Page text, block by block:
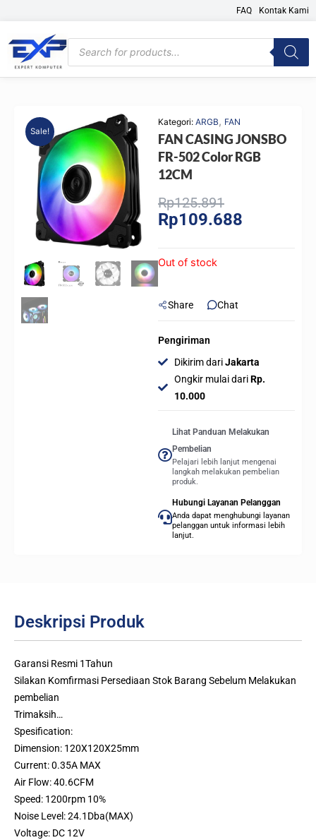
content
FAQ Kontak Kami
Products
search
Sale!
Kategori: ARGB, FAN
FAN CASING JONSBO
FR-502 Color RGB
12CM
Rp125.891Original
price
Rp109.688
Out of stock
Share Chat
Pengiriman
Dikirim dariJakarta
Ongkir mulai dariRp.
10.000
Lihat Panduan Melakukan
Pembelian
Pelajari lebih lanjut mengenai
langkah melakukan pembelian
produk.
Hubungi Layanan Pelanggan
Anda dapat menghubungi layanan
pelanggan untuk informasi lebih
lanjut.
Deskripsi Produk
Garansi Resmi 1Tahun
Silakan Komfirmasi Persediaan Stok Barang Sebelum Melakukan
pembelian
Trimaksih…
Spesification:
Dimension: 120X120X25mm
Current: 0.35A MAX
Air Flow: 40.6CFM
Speed: 1200rpm 10%
Noise Level: 24.1Dba(MAX)
Voltage: DC 12V